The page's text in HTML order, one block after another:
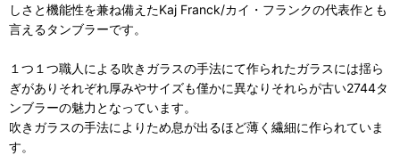
しさと機能性を兼ね備えたKaj Franck/カイ・フランクの代表作とも
言えるタンブラーです。
１つ１つ職人による吹きガラスの手法にて作られたガラスには揺ら
ぎがありそれぞれ厚みやサイズも僅かに異なりそれらが古い2744タ
ンブラーの魅力となっています。
吹きガラスの手法によりため息が出るほど薄く繊細に作られていま
す。